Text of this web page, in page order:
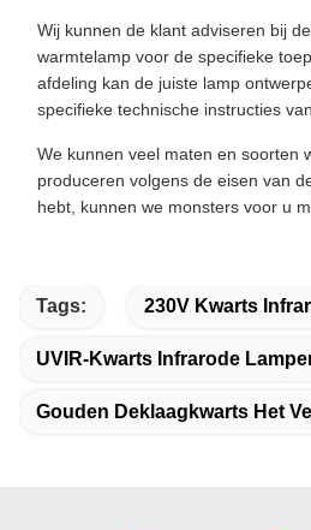
Wij kunnen de klant adviseren bij
warmtelamp voor de specifieke
afdeling kan de juiste lamp
specifieke technische instructies
We kunnen veel maten en soorten
produceren volgens de eisen van
hebt, kunnen we monsters voor u
Tags: 230V Kwarts
UVIR-Kwarts Infrarode
Gouden Deklaagkwarts Het